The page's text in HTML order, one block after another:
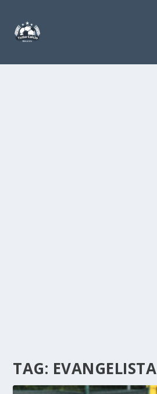
TAG: EVANGELISTA